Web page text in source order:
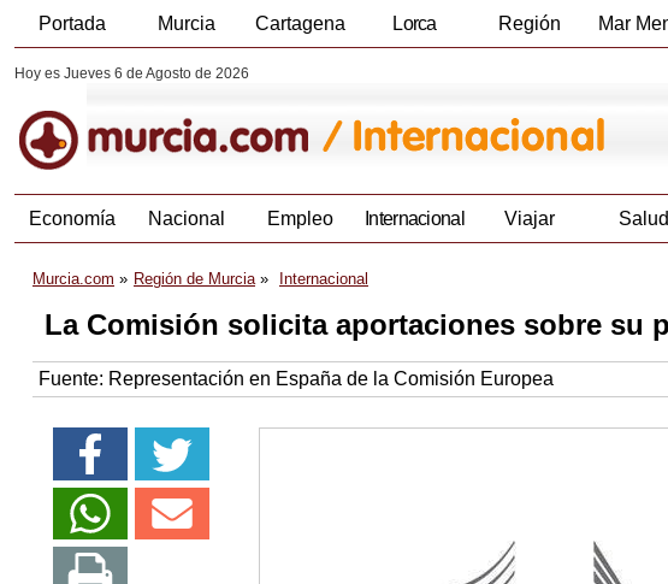
Portada Murcia Cartagena Lorca Región Mar
Hoy es Jueves 6 de Agosto de 2026
Economía Nacional Empleo Internacional Viajar Salud
Murcia.com Región de Murcia Internacional
La Comisión solicita aportaciones sobre su
Fuente: Representación en España de la Comisión Europea